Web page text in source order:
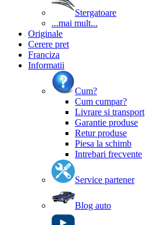
Stergatoare
...mai mult...
Originale
Cerere pret
Franciza
Informatii
Cum?
Cum cumpar?
Livrare si transport
Garantie produse
Retur produse
Piesa la schimb
Intrebari frecvente
Service partener
Blog auto